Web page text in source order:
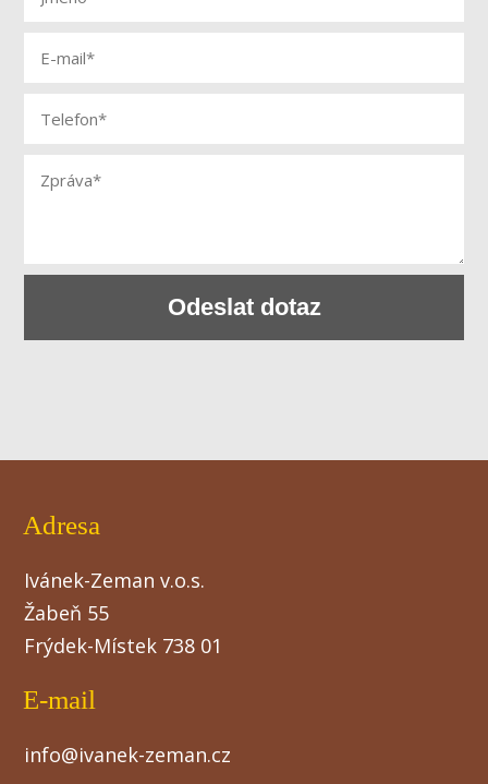
Odeslat dotaz
Adresa
Ivánek-Zeman v.o.s.
Žabeň 55
Frýdek-Místek 738 01
E-mail
info@ivanek-zeman.cz